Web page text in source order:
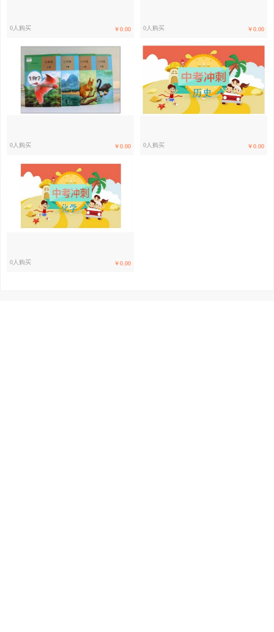
￥0.00
0人购买 ￥0.00
0人购买
￥0.00
0人购买 ￥0.00
0人购买
￥0.00
0人购买